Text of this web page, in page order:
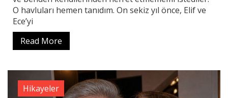
O havluları hemen tanıdım. On sekiz yıl önce, Elif ve
Ece’yi
Read More
Hikayeler